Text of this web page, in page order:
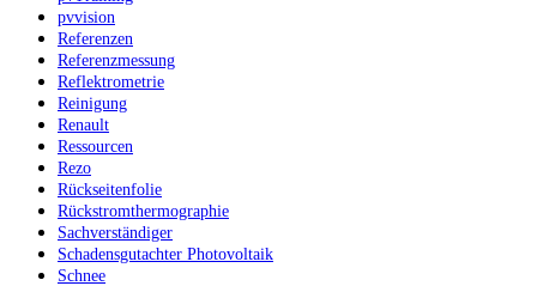
pvvision
Referenzen
Referenzmessung
Reflektrometrie
Reinigung
Renault
Ressourcen
Rezo
Rückseitenfolie
Rückstromthermographie
Sachverständiger
Schadensgutachter Photovoltaik
Schnee